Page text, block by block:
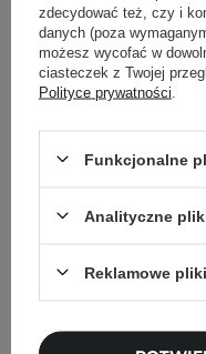
Inni klienci
zdecydować też, czy i
danych (poza
możesz wycofać w
ciasteczek z Twojej
Polityce prywatności
Funkcjonalne
Analityczne
Reklamowe